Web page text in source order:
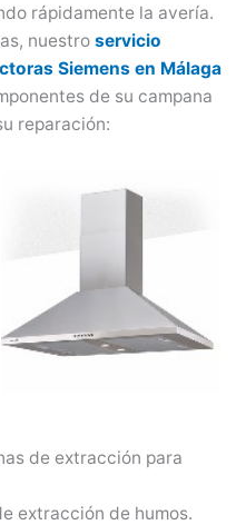
rápidamente la avería.
nuestro servicio
Siemens en Málaga
de su campana
reparación:
de extracción para
extracción de humos.